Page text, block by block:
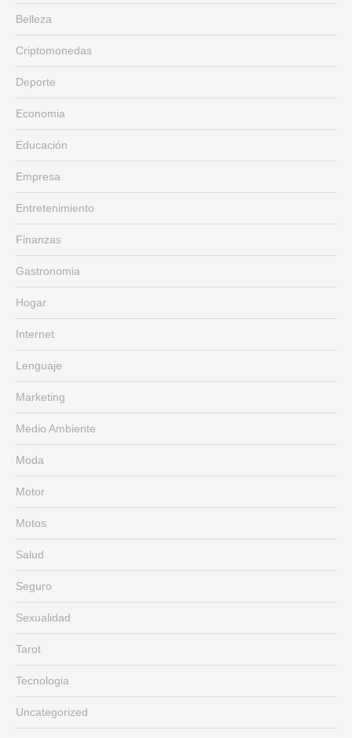
Belleza
Criptomonedas
Deporte
Economia
Educación
Empresa
Entretenimiento
Finanzas
Gastronomia
Hogar
Internet
Lenguaje
Marketing
Medio Ambiente
Moda
Motor
Motos
Salud
Seguro
Sexualidad
Tarot
Tecnologia
Uncategorized